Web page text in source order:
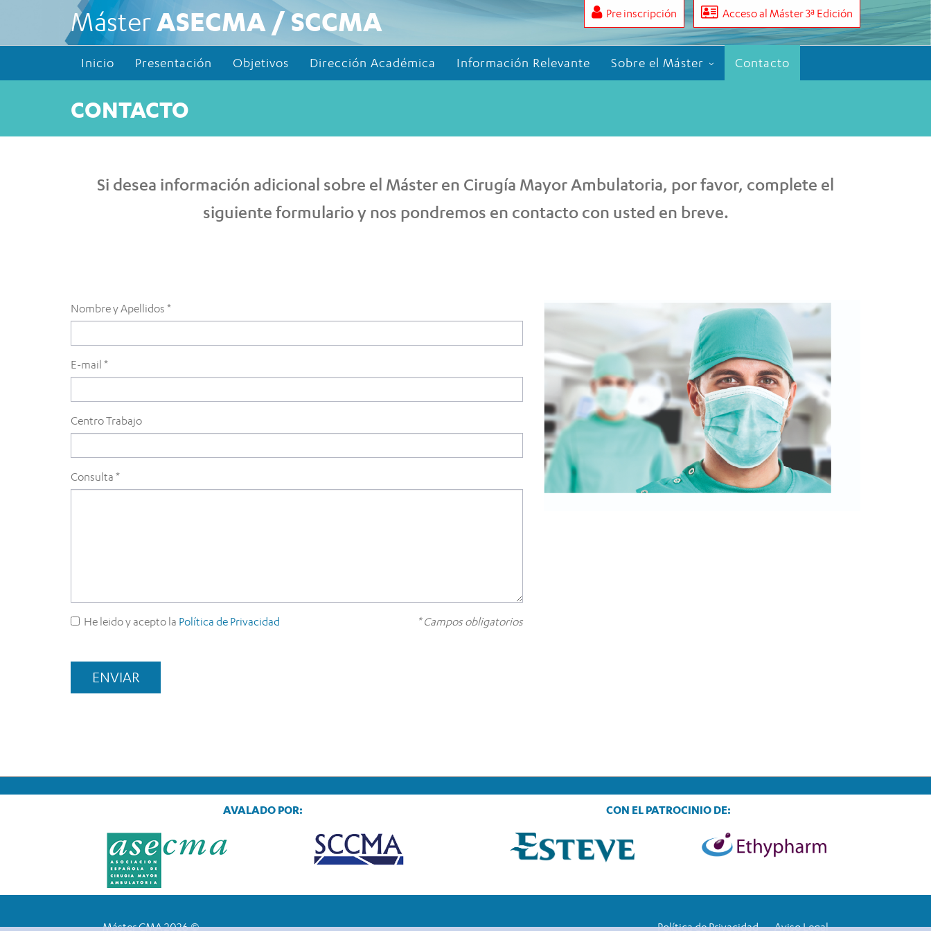
MásterASECMA / SCCMA Pre inscripción Acceso al Máster 3ª Edición
Inicio Presentación Objetivos Dirección Académica Información Relevante Sobre el Máster Contacto
CONTACTO
Si desea información adicional sobre el Máster en Cirugía Mayor Ambulatoria, por favor, complete el
siguiente formulario y nos pondremos en contacto con usted en breve.
Nombre y Apellidos *
E-mail *
Centro Trabajo
Consulta *
* Campos obligatorios
He leido y acepto la Política de Privacidad
AVALADO POR: CON EL PATROCINIO DE:
Máster CMA 2026 © Política de Privacidad Aviso Legal